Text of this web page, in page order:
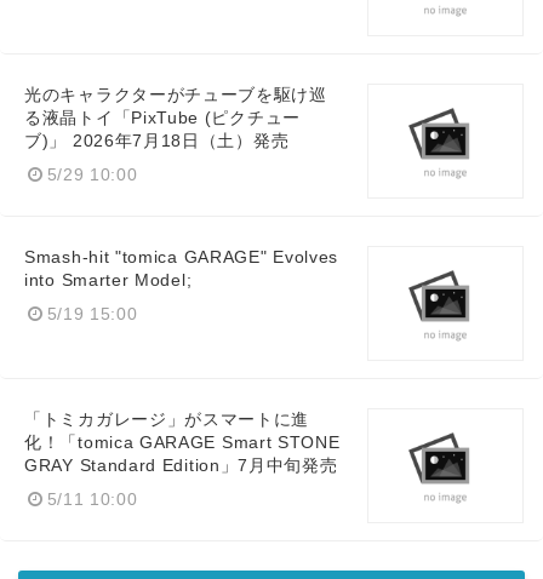
光のキャラクターがチューブを駆け巡
る液晶トイ「PixTube (ピクチュー
ブ)」 2026年7月18日（土）発売
5/29 10:00
Smash-hit "tomica GARAGE" Evolves
into Smarter Model;
5/19 15:00
「トミカガレージ」がスマートに進
化！「tomica GARAGE Smart STONE
GRAY Standard Edition」7月中旬発売
5/11 10:00